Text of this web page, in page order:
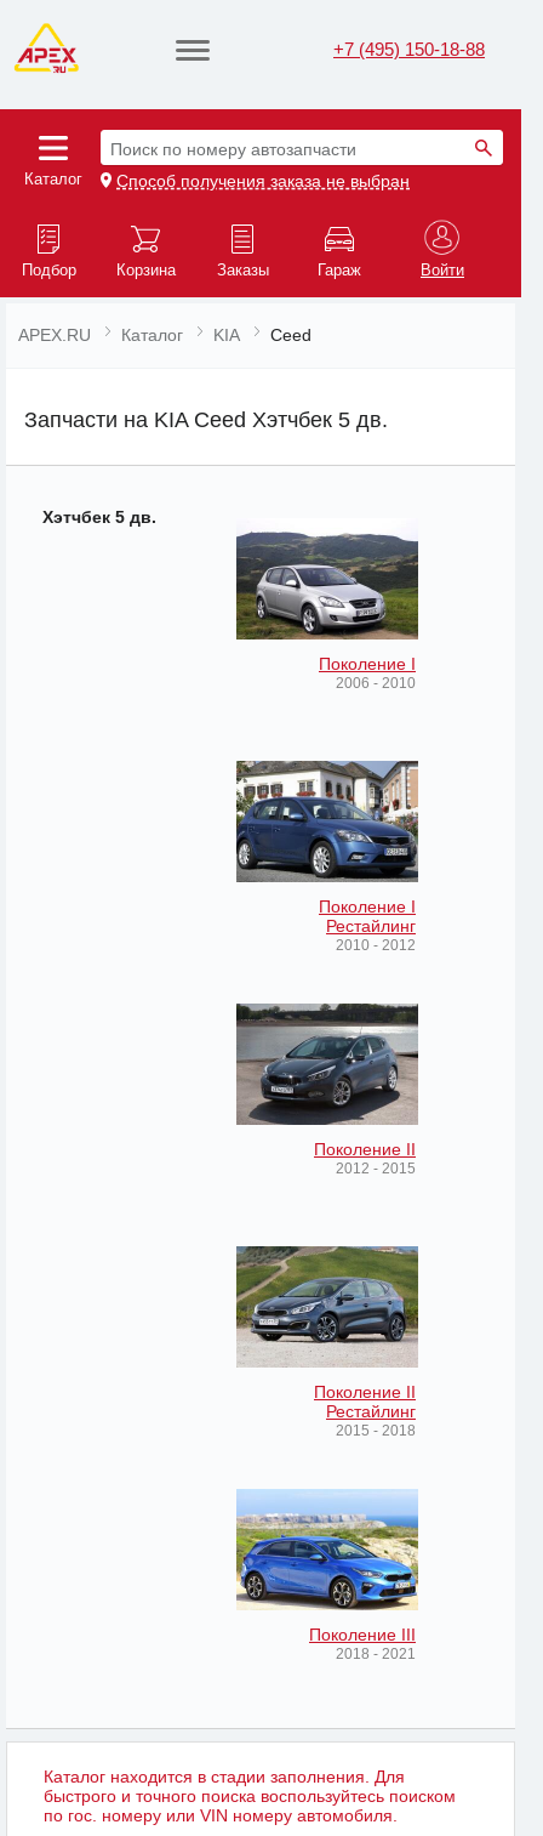
+7 (495) 150-18-88
Каталог
Поиск по номеру автозапчасти
Способ получения заказа не выбран
Подбор Корзина Заказы Гараж Войти
APEX.RU Каталог KIA Ceed
Запчасти на KIA Ceed Хэтчбек 5 дв.
Хэтчбек 5 дв.
Поколение I
2006 - 2010
Поколение I
Рестайлинг
2010 - 2012
Поколение II
2012 - 2015
Поколение II
Рестайлинг
2015 - 2018
Поколение III
2018 - 2021
Каталог находится в стадии заполнения. Для
быстрого и точного поиска воспользуйтесь поиском
по гос. номеру или VIN номеру автомобиля.